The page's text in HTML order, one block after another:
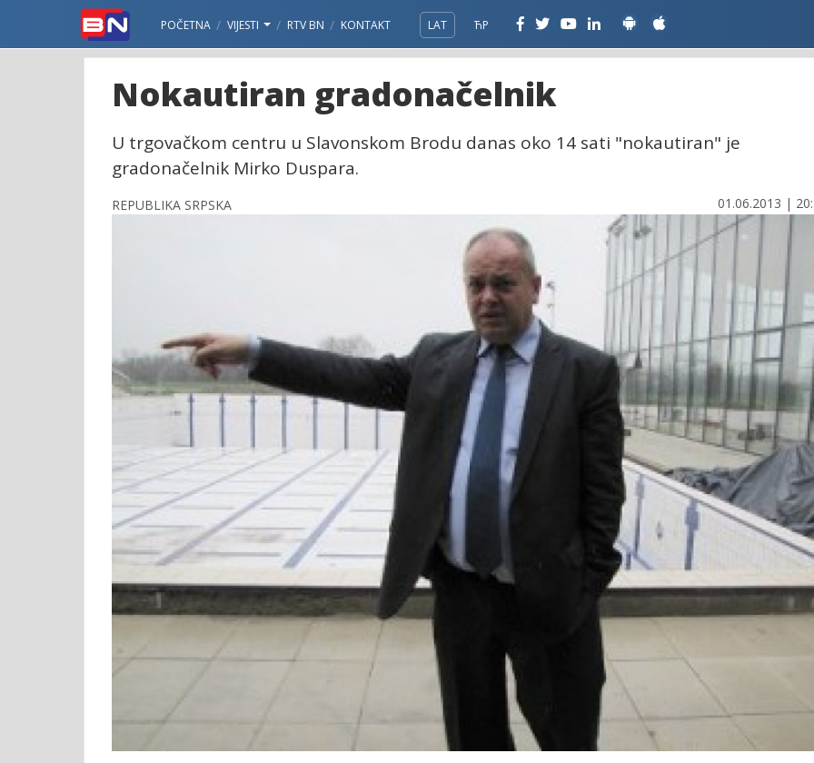
POČETNA VIJESTI RTV BN KONTAKT LAT ЋР
Nokautiran gradonačelnik
U trgovačkom centru u Slavonskom Brodu danas oko 14 sati "nokautiran" je
gradonačelnik Mirko Duspara.
REPUBLIKA SRPSKA 01.06.2013 |